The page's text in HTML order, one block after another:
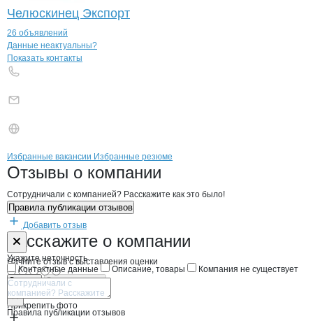
Челюскинец Экспорт
26 объявлений
Контактыкомпании
+7(800)000-00-..
Данные неактуальны?
Показать контакты
Брендыкомпани ДЕЛЬФИН ЗАПАД
Вакансии вДЕЛЬФИН ЗАПАД
Избранные вакансии Избранные резюме
Новости oДЕЛЬФИН ЗАПАД, ООО
Отзывы о компании
Сотрудничали с компанией? Расскажите как это было!
Правила публикации отзывов
Добавить отзыв
Расскажите о компании
Начните отзыв с выставления оценки
Прикрепить фото
Форма обратной связи о неточностях
Укажите неточность
Контактные данные
Описание, товары Компания не существует
Отмена Опубликовать
Правила публикации отзывов